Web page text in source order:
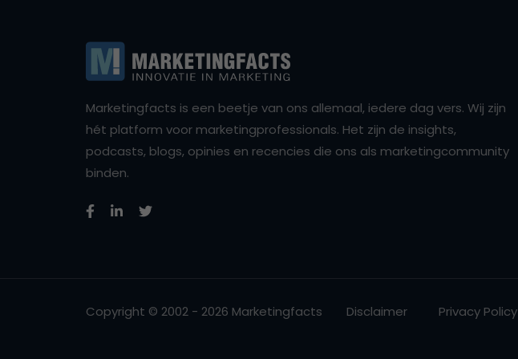
Marketingfacts is een beetje van ons allemaal, iedere dag vers. Wij zijn
hét platform voor marketingprofessionals. Het zijn de insights,
podcasts, blogs, opinies en recencies die ons als marketingcommunity
binden.
Copyright © 2002 - 2026 Marketingfacts Disclaimer Privacy Policy